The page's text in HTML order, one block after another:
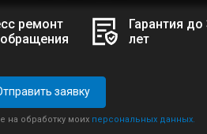
ремонт
Гарантия до
лет
заявку
на обработку моих персональных данных.